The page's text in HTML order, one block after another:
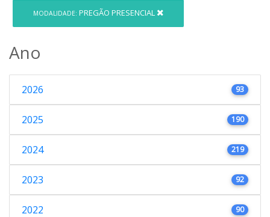
MODALIDADE: PREGÃO PRESENCIAL
Ano
2026 93
2025 190
2024 219
2023 92
2022 90